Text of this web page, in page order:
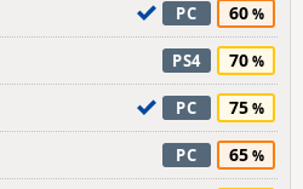
PC 60
PS4 70
PC 75
PC 65